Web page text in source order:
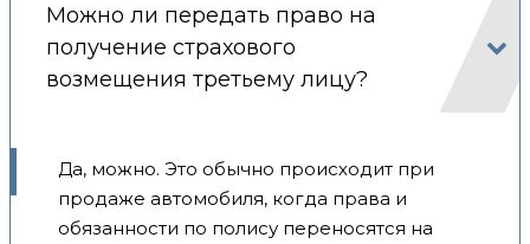
Можно ли передать право на
получение страхового
возмещения третьему лицу?
Да, можно. Это обычно происходит при
продаже автомобиля, когда права и
обязанности по полису переносятся на